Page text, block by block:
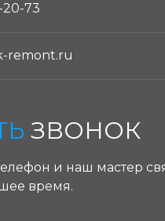
20-73
remont.ru
ЗВОНОК
и наш мастер
время.